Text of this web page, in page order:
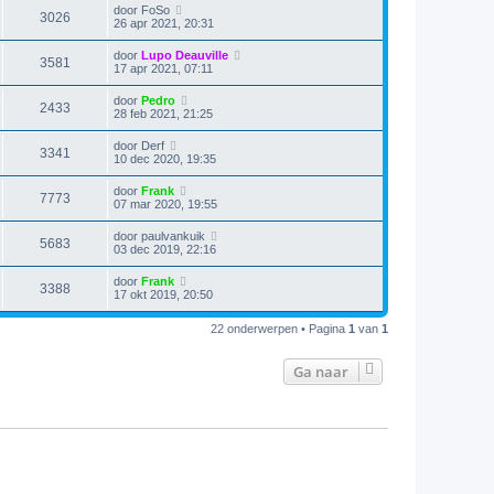
3026 door FoSo
26 apr 2021, 20:31
3581 door Lupo Deauville
17 apr 2021, 07:11
2433 door Pedro
28 feb 2021, 21:25
3341 door Derf
10 dec 2020, 19:35
7773 door Frank
07 mar 2020, 19:55
5683 door paulvankuik
03 dec 2019, 22:16
3388 door Frank
17 okt 2019, 20:50
22 onderwerpen • Pagina 1 van 1
Ga naar